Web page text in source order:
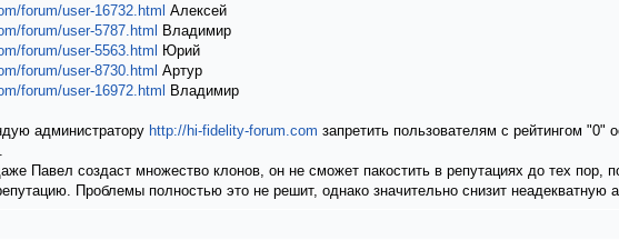
forum/user-16732.html Алексей
forum/user-5787.html
Владимир
forum/user-5563.html
Юрий
forum/user-8730.html Артур
forum/user-16972.html
Владимир
администратору http://hi-fidelity-forum.com запретить пользователям с рейтингом "0"
Павел создаст множество клонов, он не сможет пакостить в репутациях до тех пор,
Проблемы полностью это не решит, однако значительно снизит неадекватную